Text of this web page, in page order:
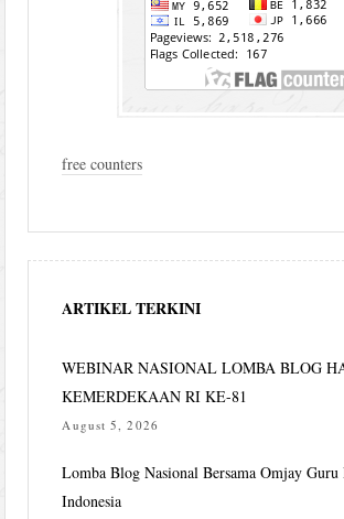
free counters
ARTIKEL TERKINI
WEBINAR NASIONAL LOMBA BLOG
KEMERDEKAAN RI KE-81
August 5, 2026
Lomba Blog Nasional Bersama Omjay Guru
Indonesia